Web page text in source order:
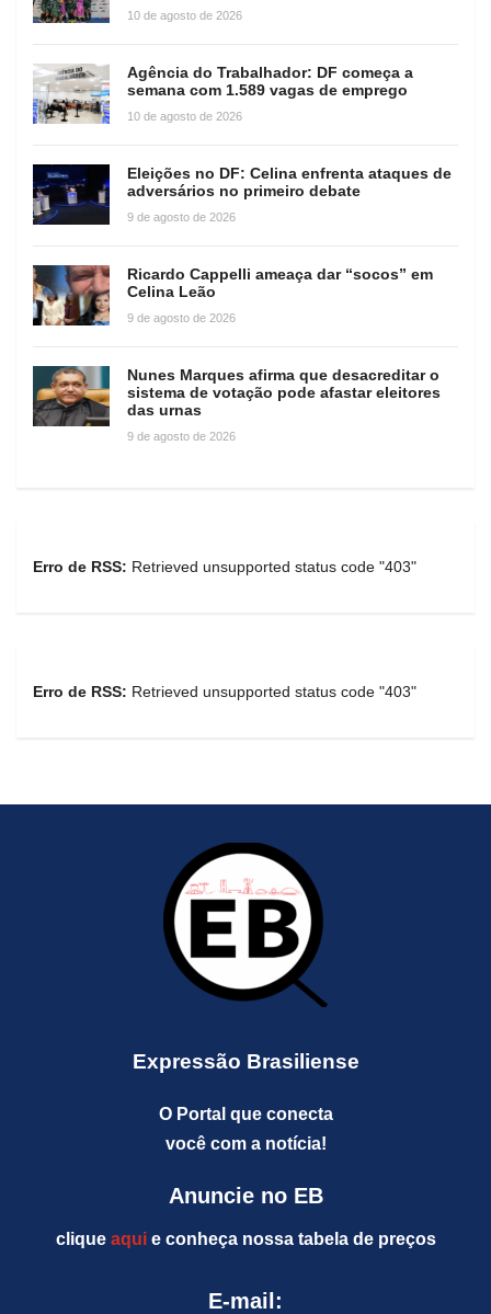
10 de agosto de 2026
Agência do Trabalhador: DF começa a
semana com 1.589 vagas de emprego
10 de agosto de 2026
Eleições no DF: Celina enfrenta ataques de
adversários no primeiro debate
9 de agosto de 2026
Ricardo Cappelli ameaça dar “socos” em
Celina Leão
9 de agosto de 2026
Nunes Marques afirma que desacreditar o
sistema de votação pode afastar eleitores
das urnas
9 de agosto de 2026
Erro de RSS: Retrieved unsupported status code "403"
Erro de RSS: Retrieved unsupported status code "403"
Expressão Brasiliense
O Portal que conecta
você com a notícia!
Anuncie no EB
clique aquie conheça nossa tabela de preços
E-mail: